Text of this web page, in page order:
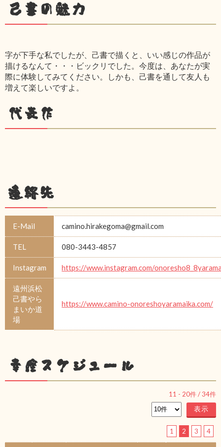
己書の魅力
字が下手な私でしたが、己書で描くと、いい感じの作品が
描けるなんて・・・ビックリでした。今度は、あなたが実
際に体験してみてください。しかも、己書を通して友人も
増えて楽しいですよ。
代表作
連絡先
E-Mail camino.hirakegoma@gmail.com
TEL 080-3443-4857
Instagram https://www.instagram.com/
遠州浜松
己書やら
まいか道
場
https://www.camino-onoreshoyaramaika.com/
幸座スケジュール
11 - 20件 /34件
1 2 3 4